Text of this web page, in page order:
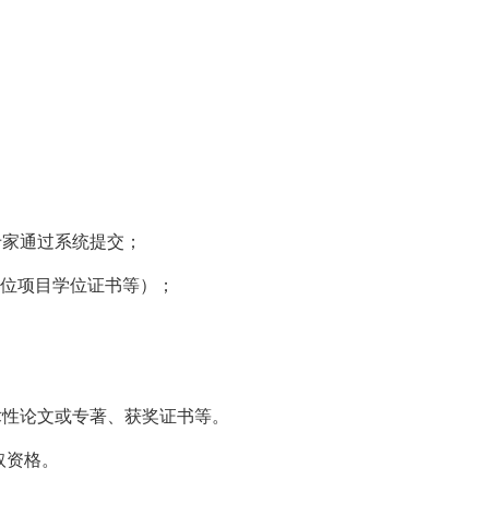
通过系统提交；
项目学位证书等）；
论文或专著、获奖证书等。
格。